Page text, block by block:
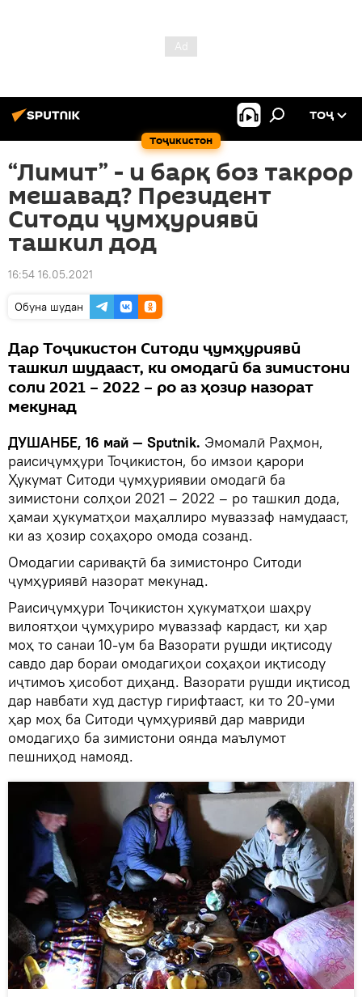
Тоҷикистон
ТОҶ
“Лимит” - и барқ боз такрор
мешавад? Президент
Ситоди ҷумҳуриявӣ
ташкил дод
16:54 16.05.2021
Обуна шудан
Дар Тоҷикистон Ситоди ҷумҳуриявӣ
ташкил шудааст, ки омодагӣ ба зимистони
соли 2021 – 2022 – ро аз ҳозир назорат
мекунад
ДУШАНБЕ, 16 май — Sputnik. Эмомалӣ Раҳмон,
раисиҷумҳури Тоҷикистон, бо имзои қарори
Ҳукумат Ситоди ҷумҳуриявии омодагӣ ба
зимистони солҳои 2021 – 2022 – ро ташкил дода,
ҳамаи ҳукуматҳои маҳаллиро муваззаф намудааст,
ки аз ҳозир соҳаҳоро омода созанд.
Омодагии саривақтӣ ба зимистонро Ситоди
ҷумҳуриявӣ назорат мекунад.
Раисиҷумҳури Тоҷикистон ҳукуматҳои шаҳру
вилоятҳои ҷумҳуриро муваззаф кардаст, ки ҳар
моҳ то санаи 10-ум ба Вазорати рушди иқтисоду
савдо дар бораи омодагиҳои соҳаҳои иқтисоду
иҷтимоъ ҳисобот диҳанд. Вазорати рушди иқтисод
дар навбати худ дастур гирифтааст, ки то 20-уми
ҳар моҳ ба Ситоди ҷумҳуриявӣ дар мавриди
омодагиҳо ба зимистони оянда маълумот
пешниҳод намояд.